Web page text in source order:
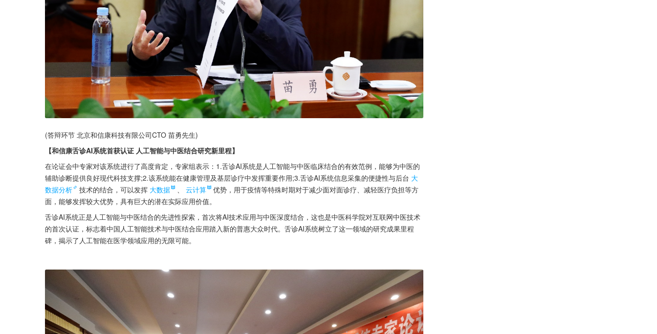
(答辩环节 北京和信康科技有限公司CTO 苗勇先生)
【和信康舌诊AI系统首获认证 人工智能与中医结合研究新里程】
在论证会中专家对该系统进行了高度肯定，专家组表示：1.舌诊AI系统是人工智能与中医临床结合的有效范例，能够为中医的
辅助诊断提供良好现代科技支撑;2.该系统能在健康管理及基层诊疗中发挥重要作用;3.舌诊AI系统信息采集的便捷性与后台 大
数据分析
技术的结合，可以发挥 大数据 云计算
优势，用于疫情等特殊时期对于减少面对面诊疗、减轻医疗负担等方
面，能够发挥较大优势，具有巨大的潜在实际应用价值。
舌诊AI系统正是人工智能与中医结合的先进性探索，首次将AI技术应用与中医深度结合，这也是中医科学院对互联网中医技术
的首次认证，标志着中国人工智能技术与中医结合应用踏入新的普惠大众时代。舌诊AI系统树立了这一领域的研究成果里程
碑，揭示了人工智能在医学领域应用的无限可能。